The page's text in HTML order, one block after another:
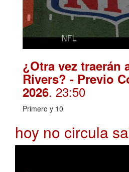
¿Otra vez traerán
Rivers? - Previo
2026. 23:50
Primero y 10
hoy no circula